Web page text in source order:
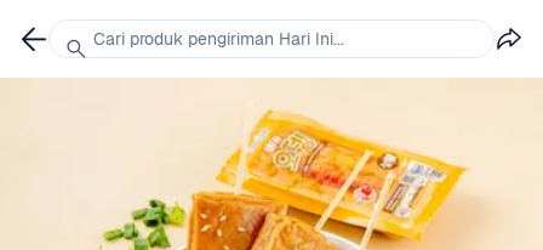
Cari produk pengiriman Hari Ini...